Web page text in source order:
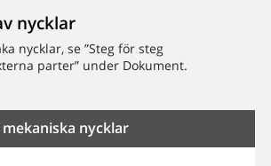
nycklar
nycklar, se ”Steg för steg
parter” under Dokument.
nycklar